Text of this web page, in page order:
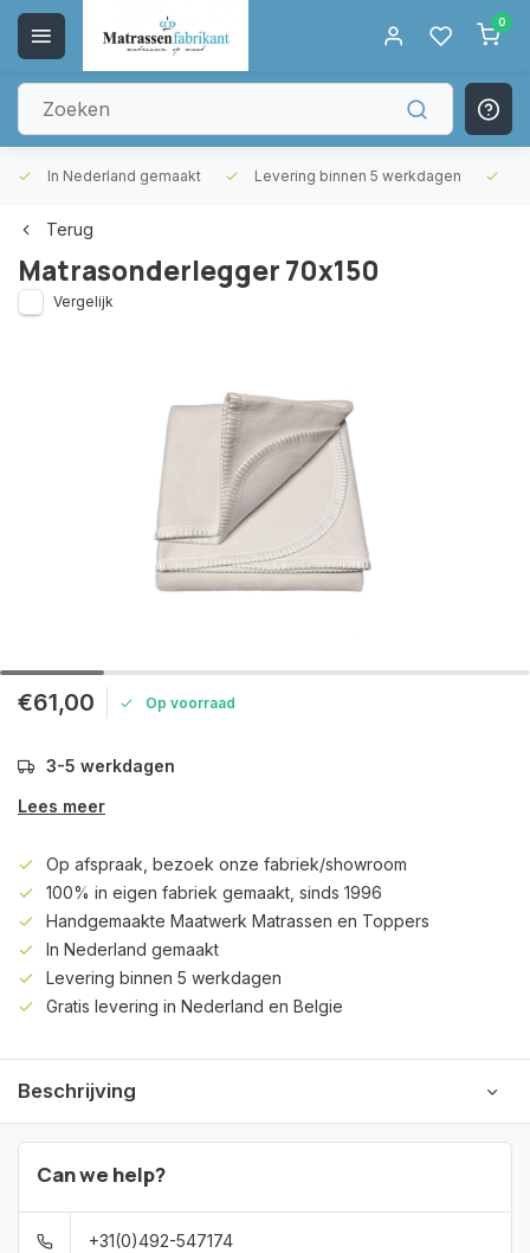
0
In Nederland gemaakt Levering binnen 5 werkdagen
Terug
Matrasonderlegger 70x150
Vergelijk
€61,00 Op voorraad
3-5 werkdagen
Lees meer
Op afspraak, bezoek onze fabriek/showroom
100% in eigen fabriek gemaakt, sinds 1996
Handgemaakte Maatwerk Matrassen en Toppers
In Nederland gemaakt
Levering binnen 5 werkdagen
Gratis levering in Nederland en Belgie
Beschrijving
Can we help?
+31(0)492-547174